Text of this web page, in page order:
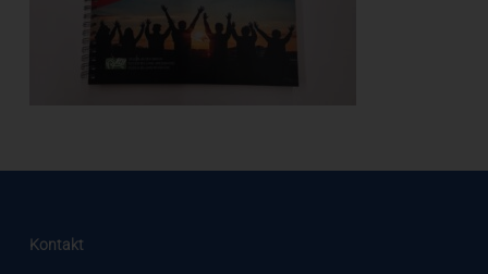
Kontakt